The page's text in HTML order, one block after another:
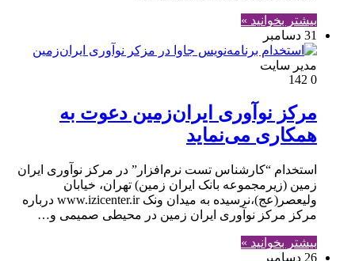
بیشتر بخوانید »
31 دسامبر
مدير سايت
0
مرکز نوآوری ایران‌زمین دعوت به
همکاری می‌نماید
استخدام “کارشناس تست نرم‌افزار” در مرکز نوآوری ایران
زمین (زیرمجموعه بانک ایران زمین) تهران، خیابان
ولیعصر(عج)،نرسیده به میدان ونک www.izicenter.ir درباره
مرکز مرکز نوآوری ایران زمین در محیطی صمیمی و…
بیشتر بخوانید »
26 دسامبر